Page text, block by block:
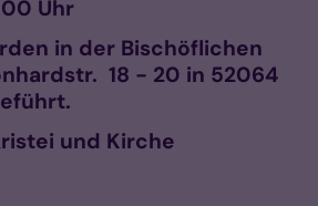
Uhr
in der Bischöflichen
18 - 20 in 52064
und Kirche